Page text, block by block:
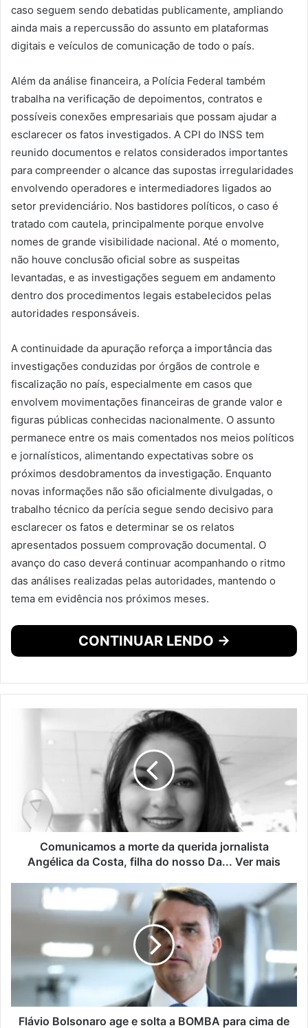
caso seguem sendo debatidas publicamente, ampliando
ainda mais a repercussão do assunto em plataformas
digitais e veículos de comunicação de todo o país.
Além da análise financeira, a Polícia Federal também
trabalha na verificação de depoimentos, contratos e
possíveis conexões empresariais que possam ajudar a
esclarecer os fatos investigados. A CPI do INSS tem
reunido documentos e relatos considerados importantes
para compreender o alcance das supostas irregularidades
envolvendo operadores e intermediadores ligados ao
setor previdenciário. Nos bastidores políticos, o caso é
tratado com cautela, principalmente porque envolve
nomes de grande visibilidade nacional. Até o momento,
não houve conclusão oficial sobre as suspeitas
levantadas, e as investigações seguem em andamento
dentro dos procedimentos legais estabelecidos pelas
autoridades responsáveis.
A continuidade da apuração reforça a importância das
investigações conduzidas por órgãos de controle e
fiscalização no país, especialmente em casos que
envolvem movimentações financeiras de grande valor e
figuras públicas conhecidas nacionalmente. O assunto
permanece entre os mais comentados nos meios políticos
e jornalísticos, alimentando expectativas sobre os
próximos desdobramentos da investigação. Enquanto
novas informações não são oficialmente divulgadas, o
trabalho técnico da perícia segue sendo decisivo para
esclarecer os fatos e determinar se os relatos
apresentados possuem comprovação documental. O
avanço do caso deverá continuar acompanhando o ritmo
das análises realizadas pelas autoridades, mantendo o
tema em evidência nos próximos meses.
CONTINUAR LENDO →
Comunicamos a morte da querida jornalista
Angélica da Costa, filha do nosso Da... Ver mais
Flávio Bolsonaro age e solta a BOMBA para cima de